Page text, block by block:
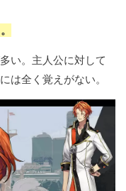
い。主人公に対して
は全く覚えがない。